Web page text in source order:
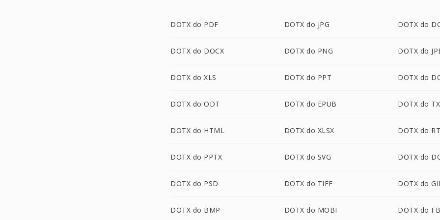
DOTX do PDF DOTX do JPG DOTX do
DOTX do DOCX DOTX do PNG DOTX do
DOTX do XLS DOTX do PPT DOTX do
DOTX do ODT DOTX do EPUB DOTX do
DOTX do HTML DOTX do XLSX DOTX do
DOTX do PPTX DOTX do SVG DOTX do
DOTX do PSD DOTX do TIFF DOTX do
DOTX do BMP DOTX do MOBI DOTX do